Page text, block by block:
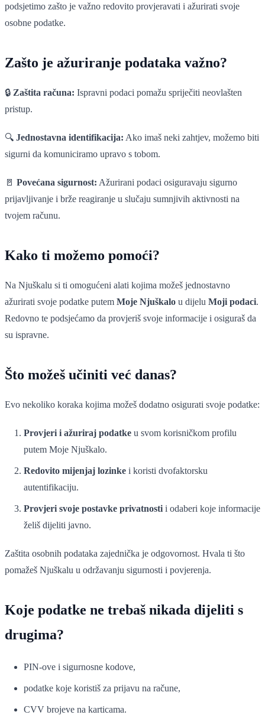
podsjetimo zašto je važno redovito provjeravati i ažurirati svoje
osobne podatke.
Zašto je ažuriranje podataka važno?
🔒 Zaštita računa: Ispravni podaci pomažu spriječiti neovlašten
pristup.
🔍 Jednostavna identifikacija: Ako imaš neki zahtjev, možemo biti
sigurni da komuniciramo upravo s tobom.
🚪 Povećana sigurnost: Ažurirani podaci osiguravaju sigurno
prijavljivanje i brže reagiranje u slučaju sumnjivih aktivnosti na
tvojem računu.
Kako ti možemo pomoći?
Na Njuškalu si ti omogućeni alati kojima možeš jednostavno
ažurirati svoje podatke putem Moje Njuškalo u dijelu Moji podaci.
Redovno te podsjećamo da provjeriš svoje informacije i osiguraš da
su ispravne.
Što možeš učiniti već danas?
Evo nekoliko koraka kojima možeš dodatno osigurati svoje podatke:
Provjeri i ažuriraj podatke u svom korisničkom profilu
putem Moje Njuškalo.
Redovito mijenjaj lozinke i koristi dvofaktorsku
autentifikaciju.
Provjeri svoje postavke privatnosti i odaberi koje informacije
želiš dijeliti javno.
Zaštita osobnih podataka zajednička je odgovornost. Hvala ti što
pomažeš Njuškalu u održavanju sigurnosti i povjerenja.
Koje podatke ne trebaš nikada dijeliti s
drugima?
PIN-ove i sigurnosne kodove,
podatke koje koristiš za prijavu na račune,
CVV brojeve na karticama.